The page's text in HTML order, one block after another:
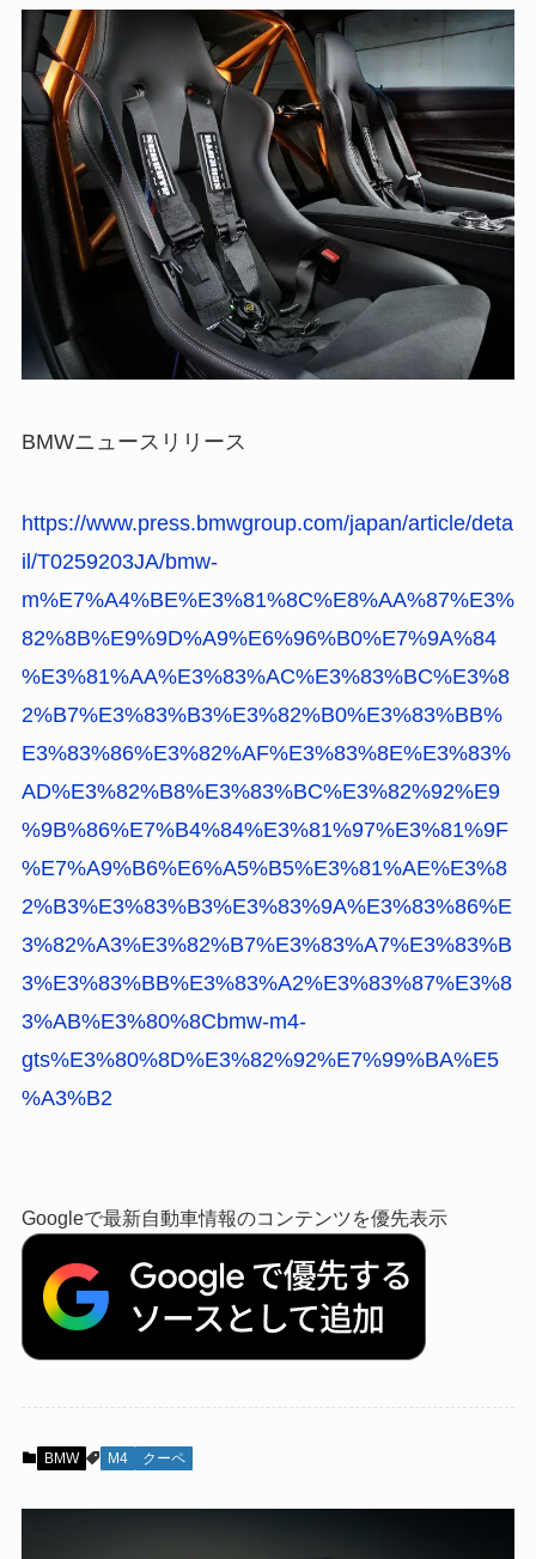
BMWニュースリリース
https://www.press.bmwgroup.com/japan/article/deta
il/T0259203JA/bmw-
m%E7%A4%BE%E3%81%8C%E8%AA%87%E3%
82%8B%E9%9D%A9%E6%96%B0%E7%9A%84
%E3%81%AA%E3%83%AC%E3%83%BC%E3%8
2%B7%E3%83%B3%E3%82%B0%E3%83%BB%
E3%83%86%E3%82%AF%E3%83%8E%E3%83%
AD%E3%82%B8%E3%83%BC%E3%82%92%E9
%9B%86%E7%B4%84%E3%81%97%E3%81%9F
%E7%A9%B6%E6%A5%B5%E3%81%AE%E3%8
2%B3%E3%83%B3%E3%83%9A%E3%83%86%E
3%82%A3%E3%82%B7%E3%83%A7%E3%83%B
3%E3%83%BB%E3%83%A2%E3%83%87%E3%8
3%AB%E3%80%8Cbmw-m4-
gts%E3%80%8D%E3%82%92%E7%99%BA%E5
%A3%B2
Googleで最新自動車情報のコンテンツを優先表示
BMW M4 クーペ